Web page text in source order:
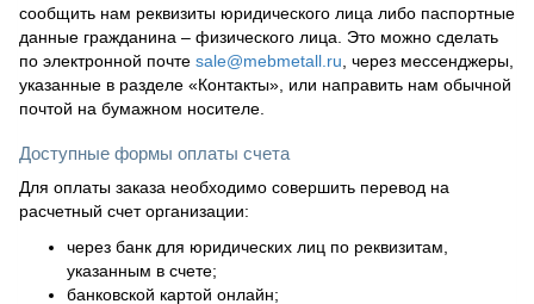
сообщить нам реквизиты юридического лица либо паспортные
данные гражданина – физического лица. Это можно сделать
по электронной почте sale@mebmetall.ru , через мессенджеры,
указанные в разделе «Контакты», или направить нам обычной
почтой на бумажном носителе.
Доступные формы оплаты счета
Для оплаты заказа необходимо совершить перевод на
расчетный счет организации:
через банк для юридических лиц по реквизитам,
указанным в счете;
банковской картой онлайн;